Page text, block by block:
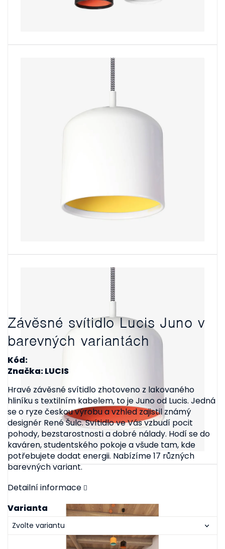
Závěsné svítidlo Lucis Juno v
barevných variantách
Kód:
Značka: LUCIS
Varianta
Hravé závěsné svítidlo zhotoveno z lakovaného
hliníku s textilním kabelem, to je Juno od Lucis. Jedná
se o ryze českou výrobu a vzhled zajistil známý
designér René Šulc. Svítidlo ve Vás vzbudí pocit
pohody, bezstarostnosti a dobré nálady. Hodí se do
kaváren, studentského pokoje a všude tam, kde
potřebujete dodat energii. Nabízíme 17 různých
barevných variant.
Detailní informace